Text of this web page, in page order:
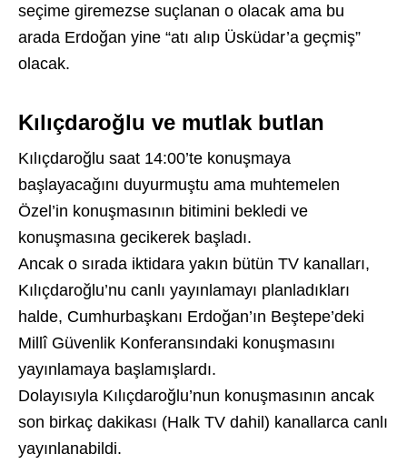
seçime giremezse suçlanan o olacak ama bu
arada Erdoğan yine “atı alıp Üsküdar’a geçmiş”
olacak.
Kılıçdaroğlu ve mutlak butlan
Kılıçdaroğlu saat 14:00’te konuşmaya
başlayacağını duyurmuştu ama muhtemelen
Özel’in konuşmasının bitimini bekledi ve
konuşmasına gecikerek başladı.
Ancak o sırada iktidara yakın bütün TV kanalları,
Kılıçdaroğlu’nu canlı yayınlamayı planladıkları
halde, Cumhurbaşkanı Erdoğan’ın Beştepe’deki
Millî Güvenlik Konferansındaki konuşmasını
yayınlamaya başlamışlardı.
Dolayısıyla Kılıçdaroğlu’nun konuşmasının ancak
son birkaç dakikası (Halk TV dahil) kanallarca canlı
yayınlanabildi.